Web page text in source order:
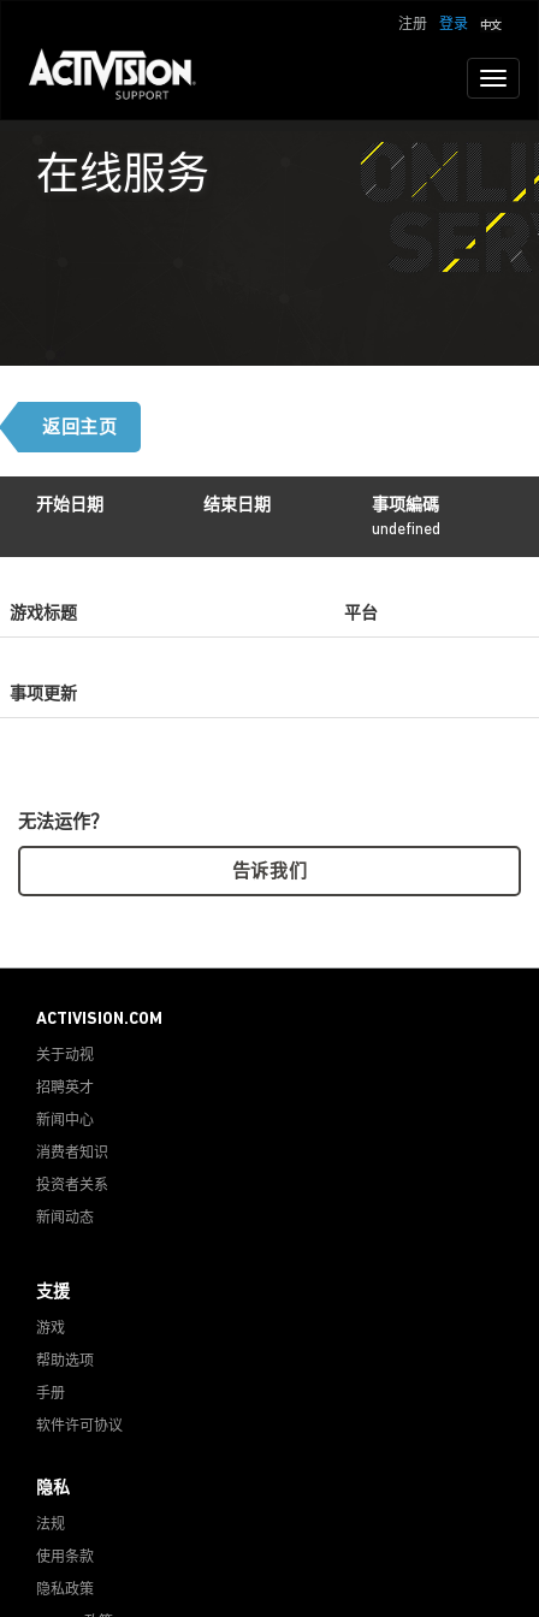
登录
注册
在线服务
开始日期 结束日期
事项編碼
undefined
游戏标题 平台
事项更新
无法运作？
告诉我们
ACTIVISION.COM
关于动视
招聘英才
新闻中心
消费者知识
投资者关系
新闻动态
支援
游戏
帮助选项
手册
软件许可协议
隐私
法规
使用条款
隐私政策